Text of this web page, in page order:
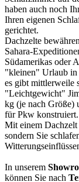
haben auch noch
Ihren eigenen
gerichtet.
Dachzelte
Sahara-
Südamerikas oder
"kleinen" Urlaub in
es gibt mittlerweile
"Leichtgewicht"
kg (je nach Größe)
für Pkw konstruiert.
Mit einem
sondern Sie
In unserem
können Sie nach